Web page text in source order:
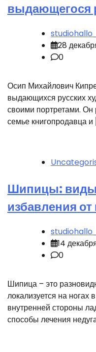
выдающегося
studiohallo_
28
0
Осип Михайлович
выдающихся русских
своими портретами. Он
семье книгопродавца и
Шипицы: виды
избавления от
studiohallo_
14
0
Шипица – это
локализуется на ногах
внутренней стороны
способы лечения